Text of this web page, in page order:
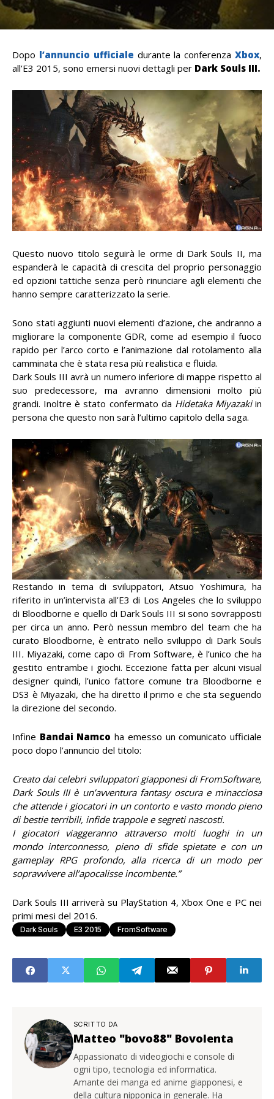
Dopo l’annuncio ufficiale durante la conferenzaXbox,
all’E3 2015, sono emersi nuovi dettagli per Dark Souls III.
Questo nuovo titolo seguirà le orme di Dark Souls II, ma
espanderà le capacità di crescita del proprio personaggio
ed opzioni tattiche senza però rinunciare agli elementi che
hanno sempre caratterizzato la serie.
Sono stati aggiunti nuovi elementi d’azione, che andranno a
migliorare la componente GDR, come ad esempio il fuoco
rapido per l’arco corto e l’animazione dal rotolamento alla
camminata che è stata resa più realistica e fluida.
Dark Souls III avrà un numero inferiore di mappe rispetto al
suo predecessore, ma avranno dimensioni molto più
grandi. Inoltre è stato confermato da Hidetaka Miyazakiin
persona che questo non sarà l’ultimo capitolo della saga.
Restando in tema di sviluppatori, Atsuo Yoshimura, ha
riferito in un’intervista all’E3 di Los Angeles che lo sviluppo
di Bloodborne e quello di Dark Souls III si sono sovrapposti
per circa un anno. Però nessun membro del team che ha
curato Bloodborne, è entrato nello sviluppo di Dark Souls
III. Miyazaki, come capo di From Software, è l’unico che ha
gestito entrambe i giochi. Eccezione fatta per alcuni visual
designer quindi, l’unico fattore comune tra Bloodborne e
DS3 è Miyazaki, che ha diretto il primo e che sta seguendo
la direzione del secondo.
Infine Bandai Namco ha emesso un comunicato ufficiale
poco dopo l’annuncio del titolo:
Creato dai celebri sviluppatori giapponesi di FromSoftware,
Dark Souls III è un’avventura fantasy oscura e minacciosa
che attende i giocatori in un contorto e vasto mondo pieno
di bestie terribili, infide trappole e segreti nascosti.
I giocatori viaggeranno attraverso molti luoghi in un
mondo interconnesso, pieno di sfide spietate e con un
gameplay RPG profondo, alla ricerca di un modo per
sopravvivere all’apocalisse incombente.”
Dark Souls III arriverà su PlayStation 4, Xbox One e PC nei
primi mesi del 2016.
Dark Souls E3 2015 FromSoftware
SCRITTO DA
Matteo "bovo88" Bovolenta
Appassionato di videogiochi e console di
ogni tipo, tecnologia ed informatica.
Amante dei manga ed anime giapponesi, e
della cultura nipponica in generale. Ha